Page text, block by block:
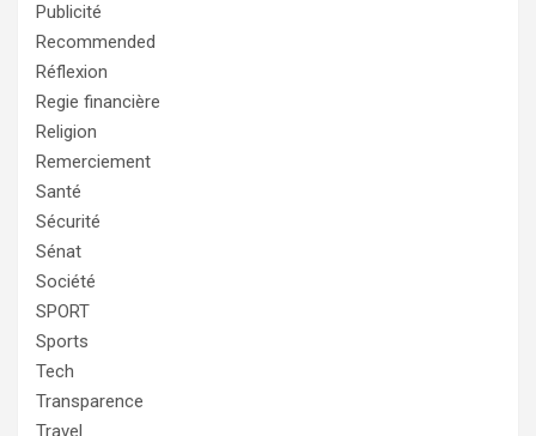
Publicité
Recommended
Réflexion
Regie financière
Religion
Remerciement
Santé
Sécurité
Sénat
Société
SPORT
Sports
Tech
Transparence
Travel